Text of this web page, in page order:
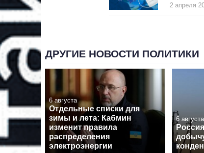
2 апреля
ДРУГИЕ НОВОСТИ ПОЛИТИКИ
6 августа
Отдельные списки для
зимы и лета: Кабмин
изменит правила
распределения
электроэнергии
6 августа